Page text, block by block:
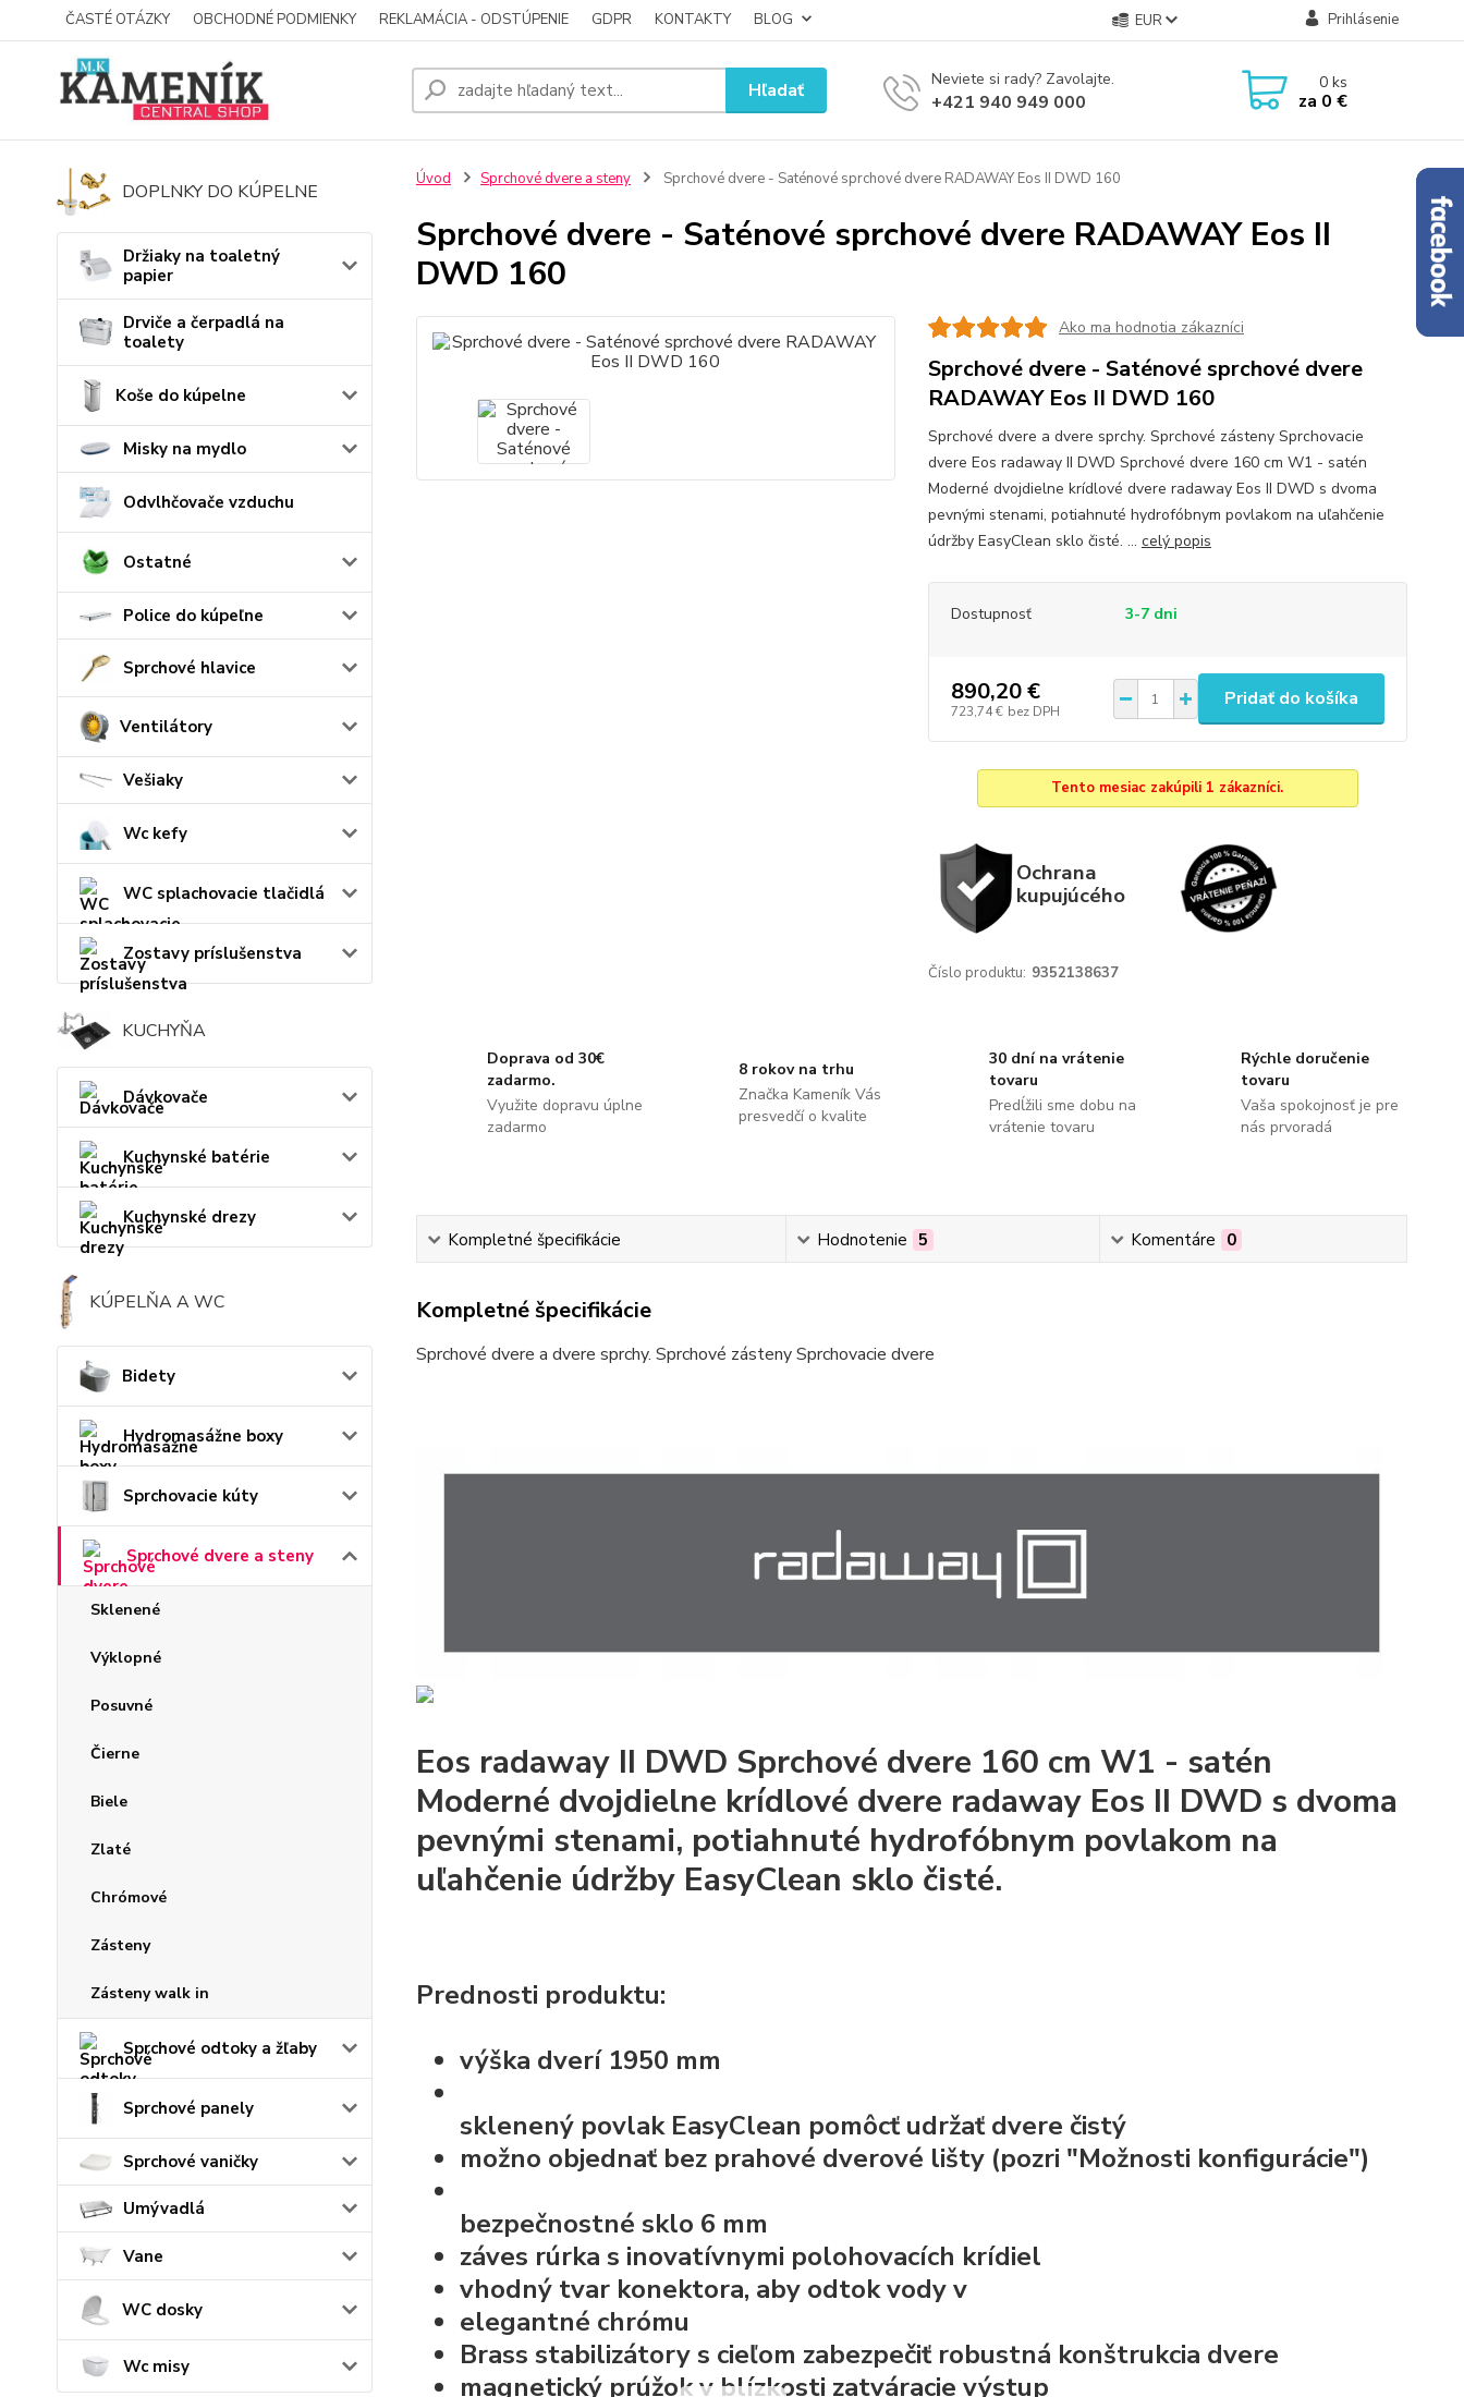
ČASTÉ OTÁZKY OBCHODNÉ PODMIENKY REKLAMÁCIA - ODSTÚPENIE GDPR KONTAKTY BLOG EUR Prihlásenie
Hľadať Neviete si rady? Zavolajte.
+421 940 949 000
0ks
za 0 €
DOPLNKY DO KÚPELNE
Držiaky na toaletný
papier
Drviče a čerpadlá na
toalety
Koše do kúpelne
Misky na mydlo
Odvlhčovače vzduchu
Ostatné
Police do kúpeľne
Sprchové hlavice
Ventilátory
Vešiaky
Wc kefy
WC splachovacie tlačidlá
Zostavy príslušenstva
KUCHYŇA
Dávkovače
Kuchynské batérie
Kuchynské drezy
KÚPELŇA A WC
Bidety
Hydromasážne boxy
Sprchovacie kúty
Sprchové dvere a steny
Sklenené
Výklopné
Posuvné
Čierne
Biele
Zlaté
Chrómové
Zásteny
Zásteny walk in
Sprchové odtoky a žľaby
Sprchové panely
Sprchové vaničky
Umývadlá
Vane
WC dosky
Wc misy
Úvod Sprchové dvere a steny Sprchové dvere - Saténové sprchové dvere RADAWAY Eos II DWD 160
Sprchové dvere - Saténové sprchové dvere RADAWAY Eos II
DWD 160
Ako ma hodnotia zákazníci
Sprchové dvere - Saténové sprchové dvere
RADAWAY Eos II DWD 160
Sprchové dvere a dvere sprchy. Sprchové zásteny Sprchovacie
dvere Eos radaway II DWD Sprchové dvere 160 cm W1 - satén
Moderné dvojdielne krídlové dvere radaway Eos II DWD s dvoma
pevnými stenami, potiahnuté hydrofóbnym povlakom na uľahčenie
údržby EasyClean sklo čisté. ... celý popis
Dostupnosť 3-7 dni
890,20 €
723,74 € bez DPH
Pridať do košíka
Tento mesiac zakúpili 1 zákazníci.
Ochrana
kupujúcého
Číslo produktu: 9352138637
Doprava od 30€
zadarmo.
Využite dopravu úplne
zadarmo
8 rokov na trhu
Značka Kameník Vás
presvedčí o kvalite
30 dní na vrátenie
tovaru
Predĺžili sme dobu na
vrátenie tovaru
Rýchle doručenie
tovaru
Vaša spokojnosť je pre
nás prvoradá
Kompletné špecifikácie Hodnotenie 5 Komentáre 0
Kompletné špecifikácie
Sprchové dvere a dvere sprchy. Sprchové zásteny Sprchovacie dvere
Eos radaway II DWD Sprchové dvere 160 cm W1 - satén
Moderné dvojdielne krídlové dvere radaway Eos II DWD s dvoma
pevnými stenami, potiahnuté hydrofóbnym povlakom na
uľahčenie údržby EasyClean sklo čisté.
Prednosti produktu:
výška dverí 1950 mm
sklenený povlak EasyClean pomôcť udržať dvere čistý
možno objednať bez prahové dverové lišty (pozri "Možnosti konfigurácie")
bezpečnostné sklo 6 mm
záves rúrka s inovatívnymi polohovacích krídiel
vhodný tvar konektora, aby odtok vody v
elegantné chrómu
Brass stabilizátory s cieľom zabezpečiť robustná konštrukcia dvere
magnetický prúžok v blízkosti zatváracie výstup